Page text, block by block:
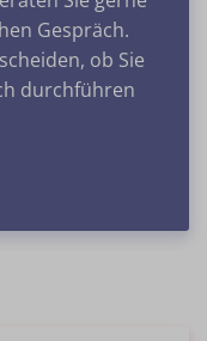
Gespräch.
ob Sie
durchführen